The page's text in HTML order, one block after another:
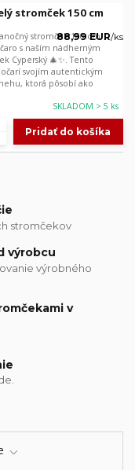
stromček 150 cm
stromček 150 cm
s naším nádherným
Cyperský 🎄✨. Tento
svojím autentickým
ktorá pôsobí ako
88,99 EUR/ks
SKLADOM > 5 ks
Pridať do košíka
stromčekov
výrobcu
výrobného
v